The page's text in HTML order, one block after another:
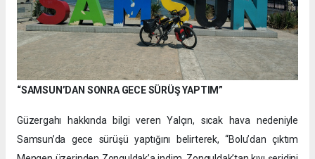
“SAMSUN’DAN SONRA GECE SÜRÜŞ YAPTIM”
Güzergahı hakkında bilgi veren Yalçın, sıcak hava nedeniyle
Samsun’da gece sürüşü yaptığını belirterek, “Bolu’dan çıktım